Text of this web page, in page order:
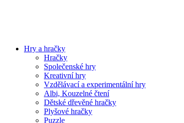
Hry a hračky
Hračky
Společenské hry
Kreativní hry
Vzdělávací a experimentální hry
Albi, Kouzelné čtení
Dětské dřevěné hračky
Plyšové hračky
Puzzle